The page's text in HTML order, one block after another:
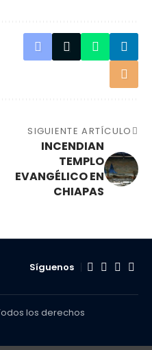
SIGUIENTE ARTÍCULO
INCENDIAN
TEMPLO
EVANGÉLICO EN
CHIAPAS
Síguenos
los derechos